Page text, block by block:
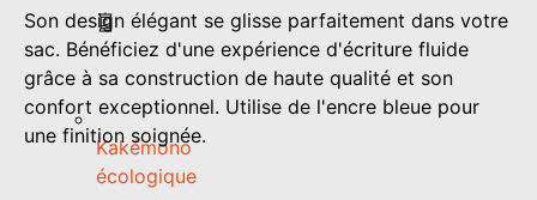
Kakémono
écologique
Son design élégant se glisse parfaitement dans votre
sac. Bénéficiez d'une expérience d'écriture fluide
grâce à sa construction de haute qualité et son
confort exceptionnel. Utilise de l'encre bleue pour
une finition soignée.